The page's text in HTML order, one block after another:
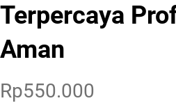
Terpercaya
Aman
Rp550.000